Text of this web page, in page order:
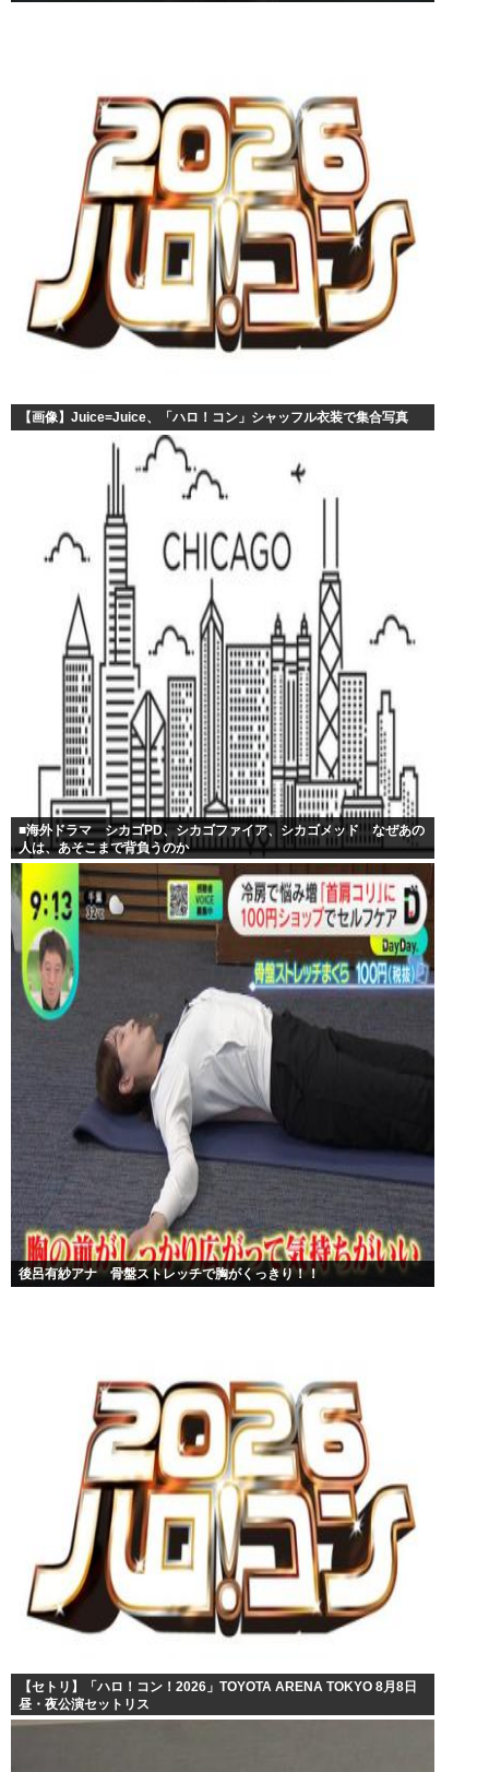
【画像】Juice=Juice、「ハロ！コン」シャッフル衣装で集合写真
■海外ドラマ シカゴPD、シカゴファイア、シカゴメッド なぜあの
人は、あそこまで背負うのか
後呂有紗アナ 骨盤ストレッチで胸がくっきり！！
【セトリ】「ハロ！コン！2026」TOYOTA ARENA TOKYO 8月8日
昼・夜公演セットリス